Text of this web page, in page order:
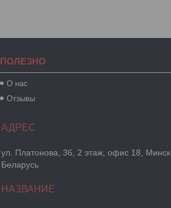
ПОЛЕЗНО
О нас
Отзывы
ул. Платонова, 36, 2 этаж, офис 18, Минск,
Беларусь